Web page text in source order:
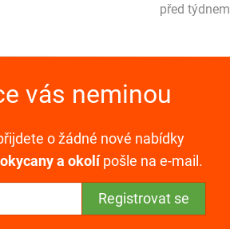
před týdnem
vás neminou
o žádné nové nabídky
a okolípošle na e-mail.